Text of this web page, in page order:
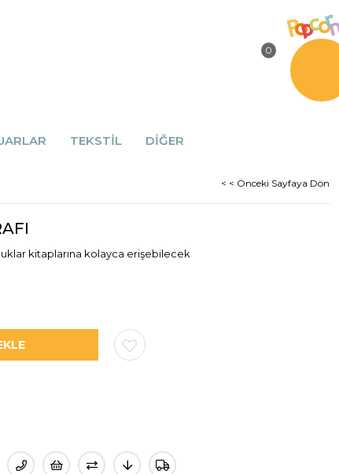
0
TEKSTİL DİĞER
< < Önceki Sayfaya Dön
kitaplarına kolayca erişebilecek